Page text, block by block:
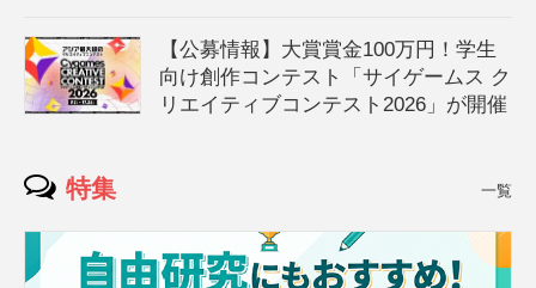
【公募情報】大賞賞金100万円！学生
向け創作コンテスト「サイゲームス ク
リエイティブコンテスト2026」が開催
特集 一覧